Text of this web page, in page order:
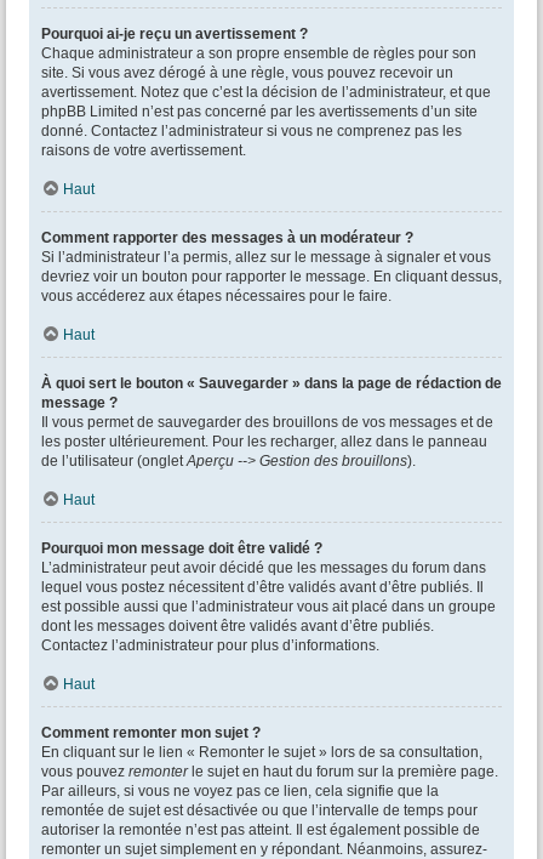
Pourquoi ai-je reçu un avertissement ?
Chaque administrateur a son propre ensemble de règles pour son
site. Si vous avez dérogé à une règle, vous pouvez recevoir un
avertissement. Notez que c’est la décision de l’administrateur, et que
phpBB Limited n’est pas concerné par les avertissements d’un site
donné. Contactez l’administrateur si vous ne comprenez pas les
raisons de votre avertissement.
Haut
Comment rapporter des messages à un modérateur ?
Si l’administrateur l’a permis, allez sur le message à signaler et vous
devriez voir un bouton pour rapporter le message. En cliquant dessus,
vous accéderez aux étapes nécessaires pour le faire.
Haut
À quoi sert le bouton « Sauvegarder » dans la page de rédaction de
message ?
Il vous permet de sauvegarder des brouillons de vos messages et de
les poster ultérieurement. Pour les recharger, allez dans le panneau
de l’utilisateur (ongletAperçu --> Gestion des brouillons).
Haut
Pourquoi mon message doit être validé ?
L’administrateur peut avoir décidé que les messages du forum dans
lequel vous postez nécessitent d’être validés avant d’être publiés. Il
est possible aussi que l’administrateur vous ait placé dans un groupe
dont les messages doivent être validés avant d’être publiés.
Contactez l’administrateur pour plus d’informations.
Haut
Comment remonter mon sujet ?
En cliquant sur le lien « Remonter le sujet » lors de sa consultation,
vous pouvez remonterle sujet en haut du forum sur la première page.
Par ailleurs, si vous ne voyez pas ce lien, cela signifie que la
remontée de sujet est désactivée ou que l’intervalle de temps pour
autoriser la remontée n’est pas atteint. Il est également possible de
remonter un sujet simplement en y répondant. Néanmoins, assurez-